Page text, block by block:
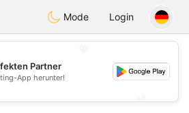
SvenskaDating
Mode Login
💕
Partner
App herunter!